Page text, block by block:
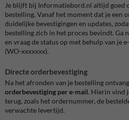
Je blijft bij Informatiebord.nl altijd goed
bestelling. Vanaf het moment dat je een
duidelijke bevestigingen en updates,
bestelling zich in het proces bevindt. Ga
en vraag de status op met behulp van je
(WO-xxxxxxx).
Directe orderbevestiging
Na het afronden van je bestelling
orderbevestiging per e-mail. Hierin vind
terug, zoals het ordernummer, de
verwachte levertijd.